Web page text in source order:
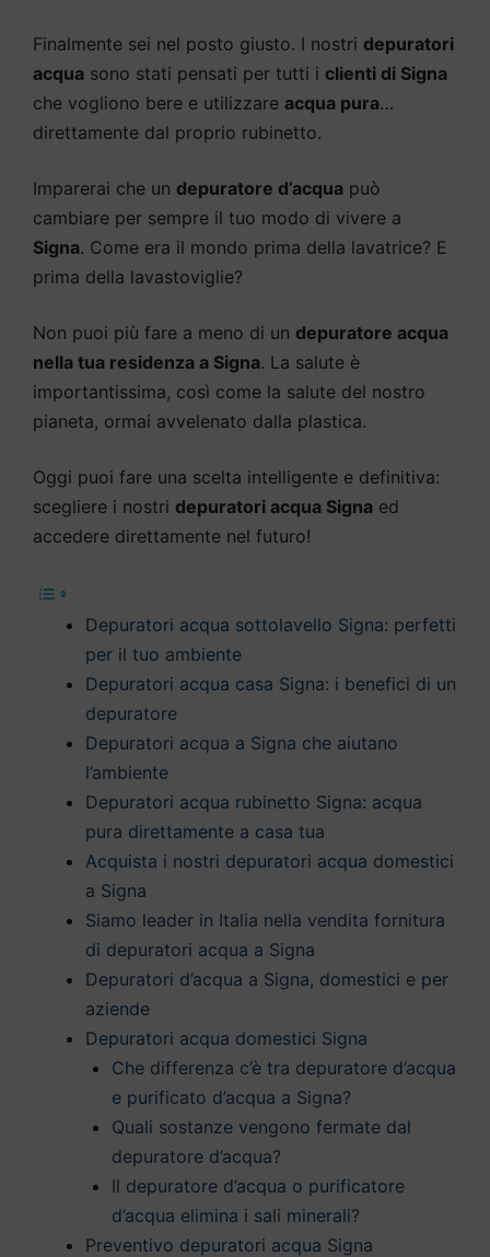
Finalmente sei nel posto giusto. I nostri depuratori
acqua sono stati pensati per tutti i clienti di Signa
che vogliono bere e utilizzare acqua pura…
direttamente dal proprio rubinetto.
Imparerai che un depuratore d’acqua può
cambiare per sempre il tuo modo di vivere a
Signa. Come era il mondo prima della lavatrice? E
prima della lavastoviglie?
Non puoi più fare a meno di un depuratore acqua
nella tua residenza a Signa. La salute è
importantissima, così come la salute del nostro
pianeta, ormai avvelenato dalla plastica.
Oggi puoi fare una scelta intelligente e definitiva:
scegliere i nostri depuratori acqua Signa ed
accedere direttamente nel futuro!
Depuratori acqua sottolavello Signa: perfetti
per il tuo ambiente
Depuratori acqua casa Signa: i benefici di un
depuratore
Depuratori acqua a Signa che aiutano
l’ambiente
Depuratori acqua rubinetto Signa: acqua
pura direttamente a casa tua
Acquista i nostri depuratori acqua domestici
a Signa
Siamo leader in Italia nella vendita fornitura
di depuratori acqua a Signa
Depuratori d’acqua a Signa, domestici e per
aziende
Depuratori acqua domestici Signa
Che differenza c’è tra depuratore d’acqua
e purificato d’acqua a Signa?
Quali sostanze vengono fermate dal
depuratore d’acqua?
Il depuratore d’acqua o purificatore
d’acqua elimina i sali minerali?
Preventivo depuratori acqua Signa